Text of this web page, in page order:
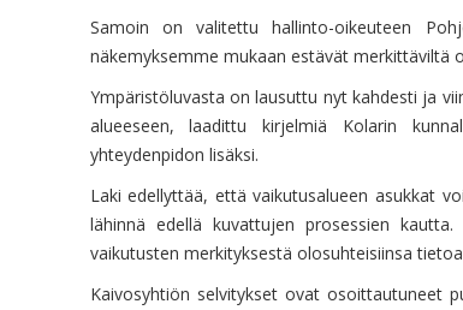
Samoin on valitettu hallinto-oikeuteen
näkemyksemme mukaan estävät merkittäviltä
Ympäristöluvasta on lausuttu nyt kahdesti ja
alueeseen, laadittu kirjelmiä Kolarin
yhteydenpidon lisäksi.
Laki edellyttää, että vaikutusalueen asukkat
lähinnä edellä kuvattujen prosessien
vaikutusten merkityksestä olosuhteisiinsa
Kaivosyhtiön selvitykset ovat osoittautuneet